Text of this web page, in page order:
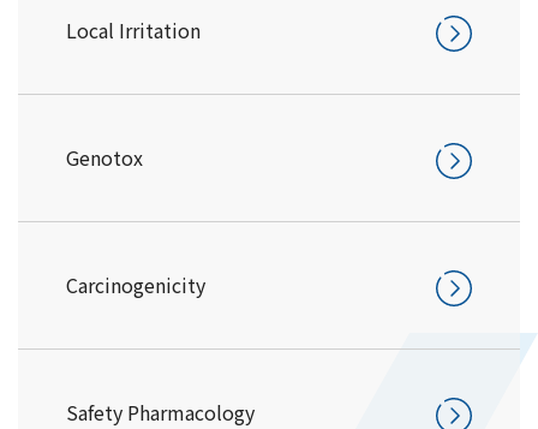
Local Irritation
Genotox
Carcinogenicity
Safety Pharmacology